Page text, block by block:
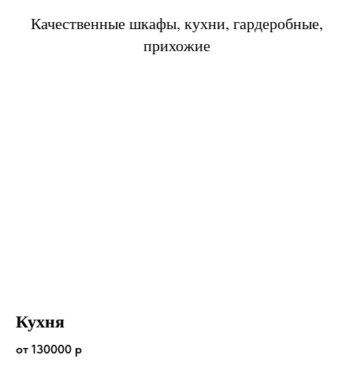
Качественные шкафы, кухни, гардеробные,
прихожие
Кухня
от 130000 р